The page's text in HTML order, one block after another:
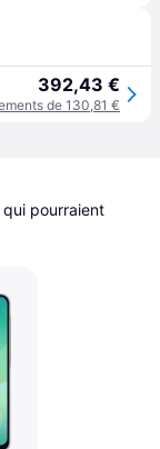
392,43 €
de 130,81 €
pourraient